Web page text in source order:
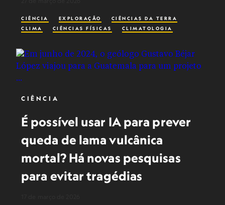
CIÊNCIA EXPLORAÇÃO
CIÊNCIAS DA TERRA
CLIMA
CIÊNCIAS FÍSICAS CLIMATOLOGIA
CIÊNCIA
É possível usar IA para prever
queda de lama vulcânica
mortal? Há novas pesquisas
para evitar tragédias